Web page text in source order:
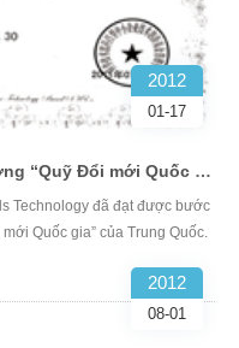
Năm 2011, vinh dự nhận giải thưởng “Quỹ Đổi mới Quốc gia”
Technology đã đạt được bước
Quốc gia” của Trung Quốc.
2012
01-17
2012
08-01